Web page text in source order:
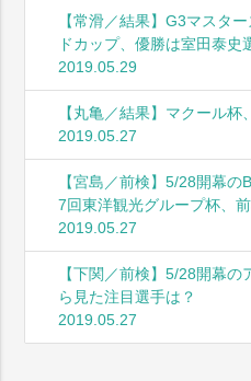
【常滑／結果】G3マスタ
ドカップ、優勝は室田泰史
2019.05.29
【丸亀／結果】マクール
2019.05.27
【宮島／前検】5/28開幕
7回東洋観光グループ杯、
2019.05.27
【下関／前検】5/28開幕
ら見た注目選手は？
2019.05.27